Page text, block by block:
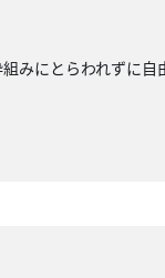
みにとらわれずに自